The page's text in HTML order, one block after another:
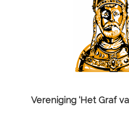
Vereniging ‘Het Graf